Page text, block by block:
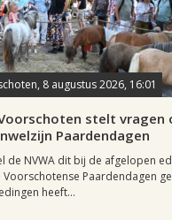
8 augustus 2026, 16:01
Voorschoten stelt vragen
Paardendagen
de NVWA dit bij de afgelopen
Voorschotense Paardendagen
heeft...